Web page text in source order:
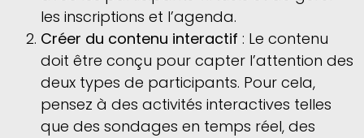
les inscriptions et l’agenda.
Créer du contenu interactif : Le contenu
doit être conçu pour capter l’attention des
deux types de participants. Pour cela,
pensez à des activités interactives telles
que des sondages en temps réel, des